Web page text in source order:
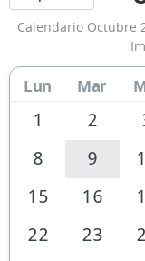
Calendario Octubre
Lun Mar
1 2
8
9
15
16
22
23